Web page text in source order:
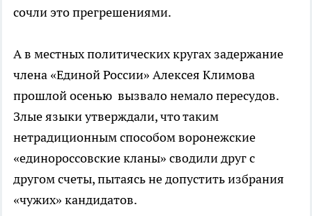
сочли это прегрешениями.
А в местных политических кругах задержание
члена «Единой России» Алексея Климова
прошлой осенью вызвало немало пересудов.
Злые языки утверждали, что таким
нетрадиционным способом воронежские
«единороссовские кланы» сводили друг с
другом счеты, пытаясь не допустить избрания
«чужих» кандидатов.